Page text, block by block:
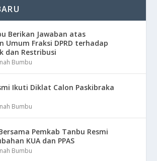
Berikan Jawaban atas
Umum Fraksi DPRD terhadap
dan Restribusi
Bumbu
Ikuti Diklat Calon Paskibraka
Bumbu
Pemkab Tanbu Resmi
KUA dan PPAS
Bumbu